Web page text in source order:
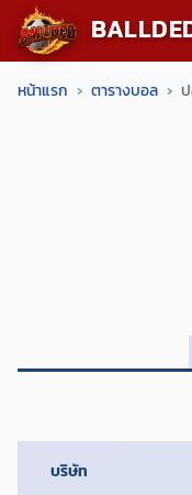
หน้าแรก ตารางบอล
บริษัท